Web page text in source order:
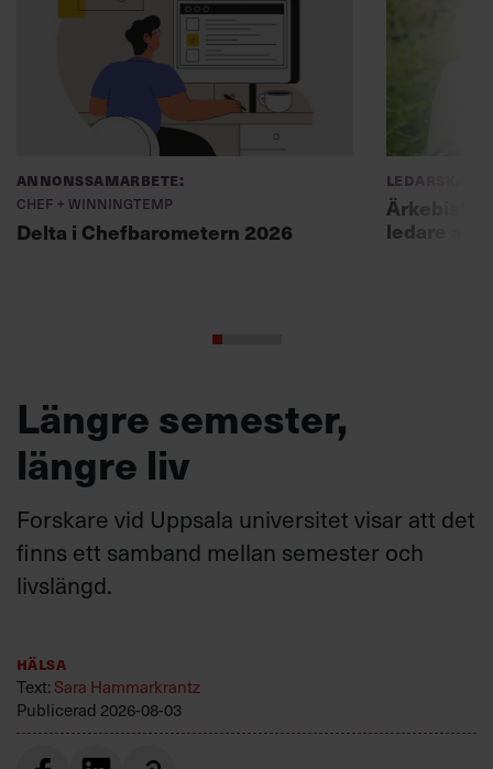
Annonssamarbete:
Chef + Winningtemp
Delta i Chefbarometern 2026
Ledarskap
ledare att
Längre semester,
längre liv
Forskare vid Uppsala universitet visar att det
finns ett samband mellan semester och
livslängd.
Hälsa
Text: Sara Hammarkrantz
Publicerad 2026-08-03